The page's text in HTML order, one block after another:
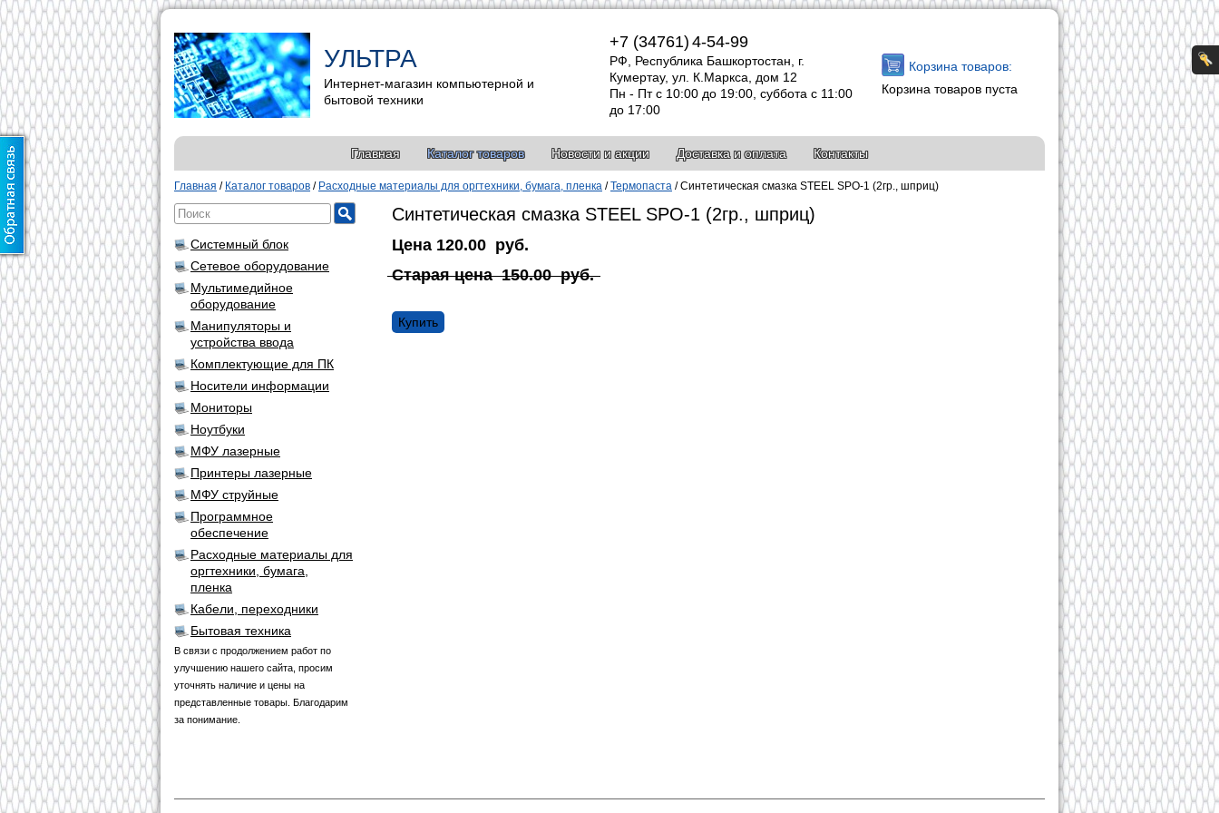
УЛЬТРА
Интернет-магазин компьютерной и
бытовой техники
+7 (34761) 4-54-99
РФ, Республика Башкортостан, г.
Кумертау, ул. К.Маркса, дом 12
Пн - Пт с 10:00 до 19:00, суббота с 11:00
до 17:00
Корзина товаров:
Корзина товаров пуста
Главная Каталог товаров Новости и акции Доставка и оплата Контакты
Главная / Каталог товаров / Расходные материалы для оргтехники, бумага, пленка / Термопаста / Синтетическая смазка STEEL SPO-1 (2гр., шприц)
Системный блок
Сетевое оборудование
Мультимедийное
оборудование
Манипуляторы и
устройства ввода
Комплектующие для ПК
Носители информации
Мониторы
Ноутбуки
МФУ лазерные
Принтеры лазерные
МФУ струйные
Программное
обеспечение
Расходные материалы для
оргтехники, бумага,
пленка
Кабели, переходники
Бытовая техника
В связи с продолжением работ по
улучшению нашего сайта, просим
уточнять наличие и цены на
представленные товары. Благодарим
за понимание.
Синтетическая смазка STEEL SPO-1 (2гр., шприц)
Цена 120.00 руб.
Старая цена 150.00 руб.
Купить